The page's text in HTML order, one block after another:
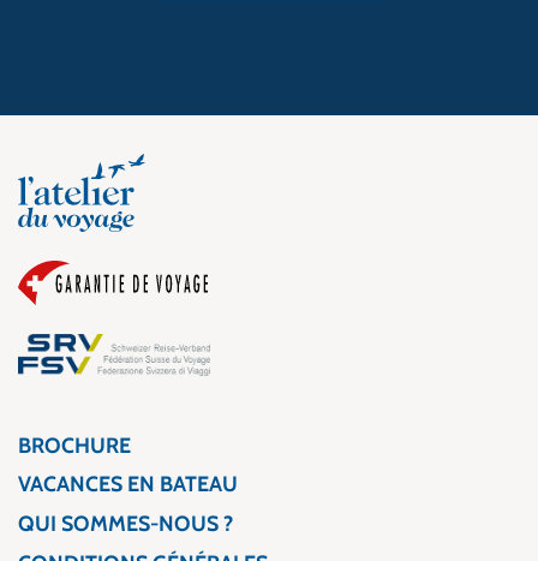
BROCHURE
VACANCES EN BATEAU
QUI SOMMES-NOUS ?